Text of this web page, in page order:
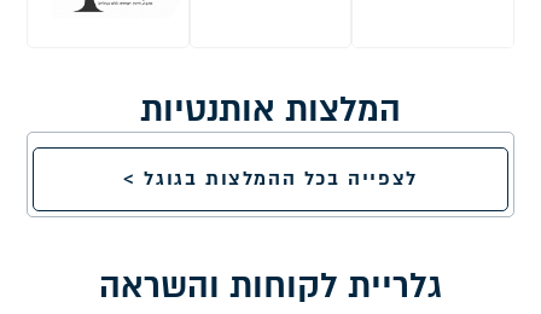
המלצות אותנטיות
לצפייה בכל ההמלצות בגוגל >
גלריית לקוחות והשראה